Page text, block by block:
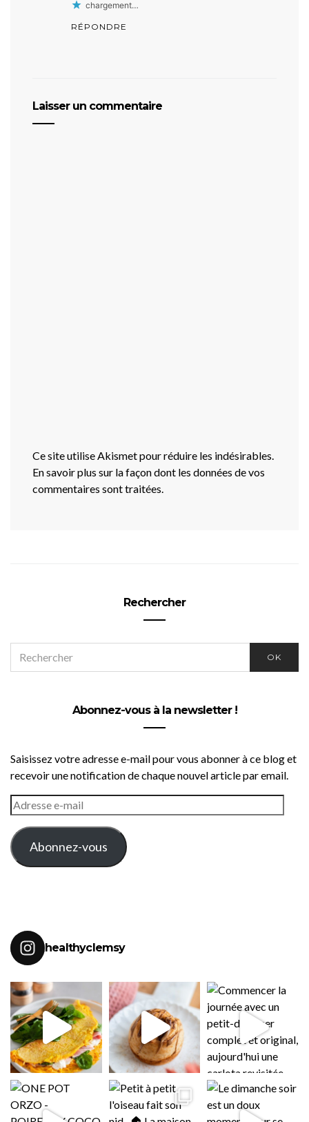
chargement…
RÉPONDRE
Laisser un commentaire
Ce site utilise Akismet pour réduire les indésirables.
En savoir plus sur la façon dont les données de vos
commentaires sont traitées
Rechercher
FOR:
OK
Abonnez-vous à la newsletter !
Saisissez votre adresse e-mail pour vous abonner à ce blog et
recevoir une notification de chaque nouvel article par email.
ADRESSE
E-
MAIL
Abonnez-vous
healthyclemsy